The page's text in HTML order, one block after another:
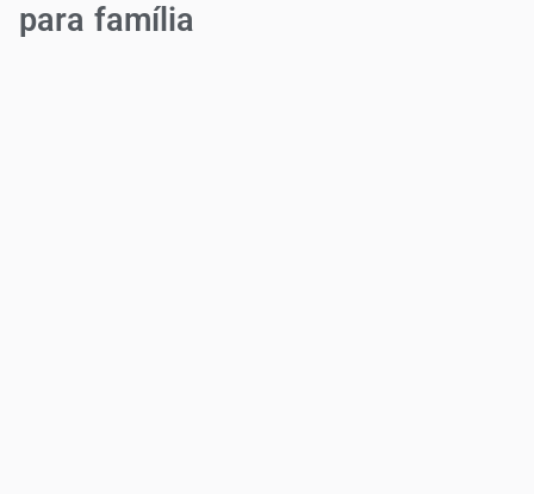
para família